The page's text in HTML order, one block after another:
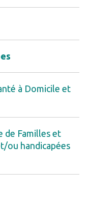
à Domicile et
de Familles et
ou handicapées